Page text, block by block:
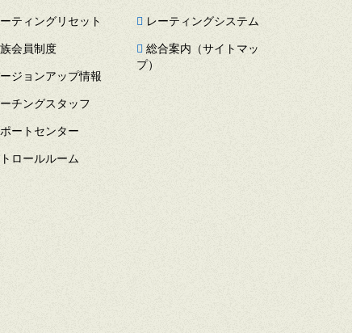
ティングリセット
会員制度
ジョンアップ情報
チングスタッフ
ートセンター
ロールルーム
レーティングシステム
総合案内（サイトマッ
プ）